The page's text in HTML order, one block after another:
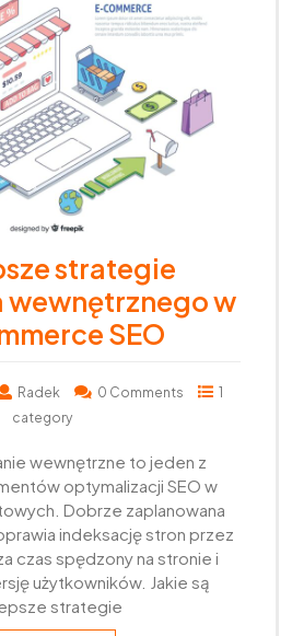
strategie
wewnętrznego w
SEO
Radek 0 Comments
1
category
wewnętrzne to jeden z
optymalizacji SEO w
Dobrze zaplanowana
indeksację stron przez
czas spędzony na stronie i
użytkowników. Jakie są
strategie